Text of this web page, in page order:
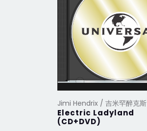
Jimi Hendrix / 吉米罕醉克斯
Electric Ladyland
(CD+DVD)